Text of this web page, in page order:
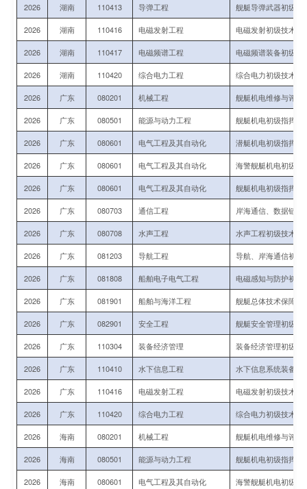
2026 湖南 110413 导弹工程 舰艇导弹武器初级技
2026 湖南 110416 电磁发射工程 电磁发射初级技术军
2026 湖南 110417 电磁频谱工程 电磁频谱装备初级指
2026 湖南 110420 综合电力工程 综合电力初级技术军
2026 广东 080201 机械工程 舰艇机电维修与评估
2026 广东 080501 能源与动力工程 舰艇机电初级指挥与
2026 广东 080601 电气工程及其自动化 潜艇机电初级指挥与
2026 广东 080601 电气工程及其自动化 海警舰艇机电初级指
2026 广东 080601 电气工程及其自动化 舰艇机电初级指挥与
2026 广东 080703 通信工程 岸海通信、数据链
2026 广东 080708 水声工程 水声工程初级技术军
2026 广东 081203 导航工程 导航、岸海通信初级
2026 广东 081808 船舶电子电气工程 电磁感知与防护初级
2026 广东 081901 船舶与海洋工程 舰艇总体技术保障初
2026 广东 082901 安全工程 舰艇安全管理初级指
2026 广东 110304 装备经济管理 装备经济管理初级技
2026 广东 110410 水下信息工程 水下信息系统装备运
2026 广东 110416 电磁发射工程 电磁发射初级技术军
2026 广东 110420 综合电力工程 综合电力初级技术军
2026 海南 080201 机械工程 舰艇机电维修与评估
2026 海南 080501 能源与动力工程 舰艇机电初级指挥与
2026 海南 080601 电气工程及其自动化 海警舰艇机电初级指